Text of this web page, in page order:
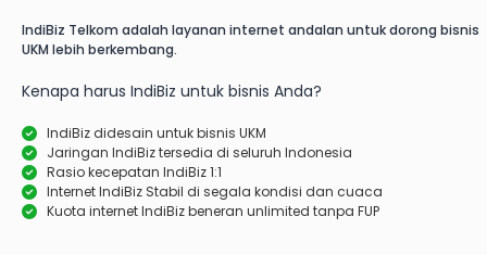
IndiBiz Telkom adalah layanan internet andalan untuk dorong bisnis
UKM lebih berkembang.
Kenapa harus IndiBiz untuk bisnis Anda?
IndiBiz didesain untuk bisnis UKM
Jaringan IndiBiz tersedia di seluruh Indonesia
Rasio kecepatan IndiBiz 1:1
Internet IndiBiz Stabil di segala kondisi dan cuaca
Kuota internet IndiBiz beneran unlimited tanpa FUP